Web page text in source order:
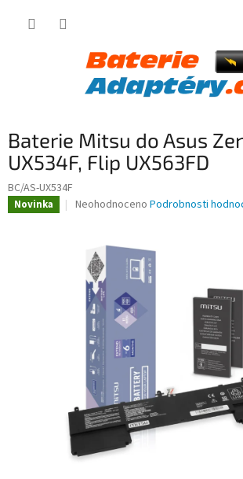
Baterie Mitsu do Asus
UX534F, Flip UX563FD
BC/AS-UX534F
Novinka
Průměrné
0,0
hvězdiček.
Neohodnoceno Podrobnosti